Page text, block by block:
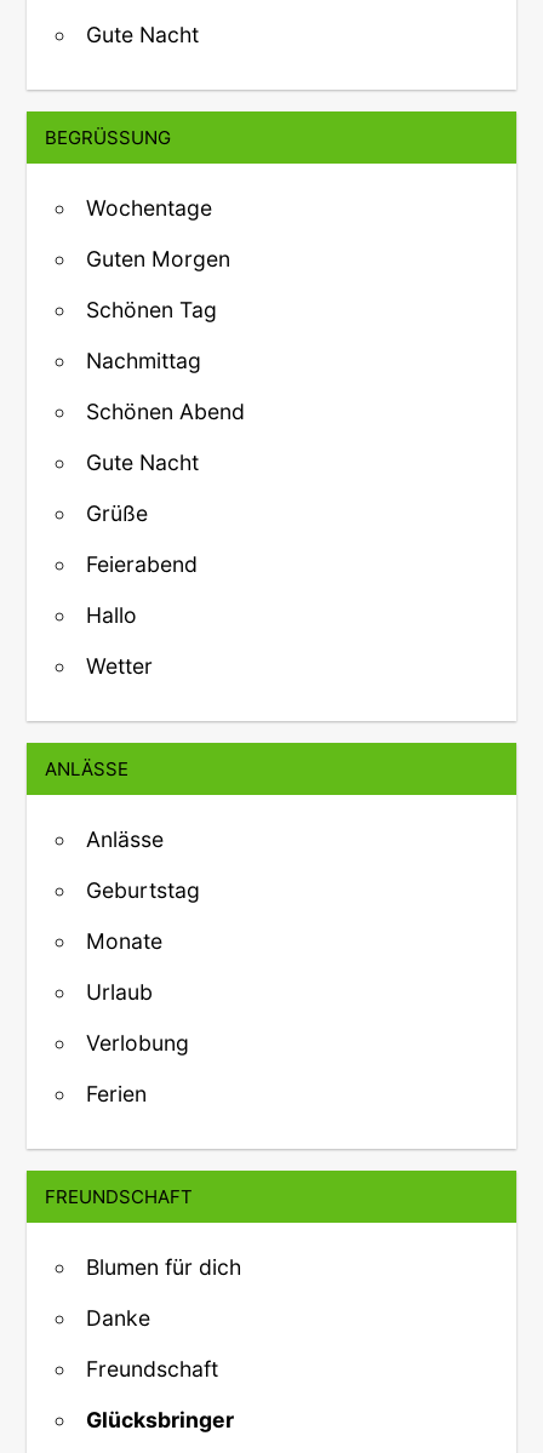
Gute Nacht
BEGRÜSSUNG
Wochentage
Guten Morgen
Schönen Tag
Nachmittag
Schönen Abend
Gute Nacht
Grüße
Feierabend
Hallo
Wetter
ANLÄSSE
Anlässe
Geburtstag
Monate
Urlaub
Verlobung
Ferien
FREUNDSCHAFT
Blumen für dich
Danke
Freundschaft
Glücksbringer